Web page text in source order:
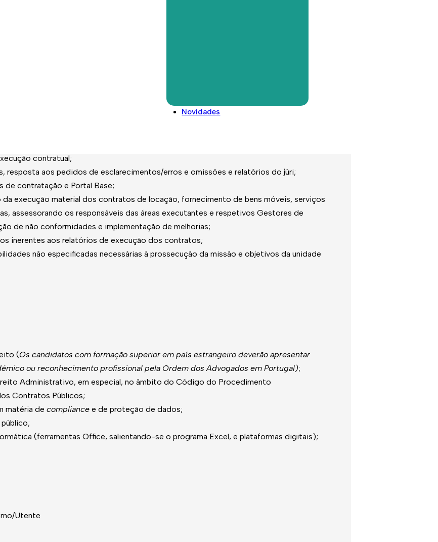
Novidades
contratual;
resposta aos pedidos de esclarecimentos/erros e omissões e relatórios do júri;
de contratação e Portal Base;
da execução material dos contratos de locação, fornecimento de bens móveis, serviços
assessorando os responsáveis das áreas executantes e respetivos Gestores de
de não conformidades e implementação de melhorias;
inerentes aos relatórios de execução dos contratos;
não especificadas necessárias à prossecução da missão e objetivos da unidade
(Os candidatos com formação superior em país estrangeiro deverão apresentar
ou reconhecimento profissional pela Ordem dos Advogados em Portugal);
Administrativo, em especial, no âmbito do Código do Procedimento
Contratos Públicos;
matéria de compliance e de proteção de dados;
(ferramentas Office, salientando-se o programa Excel, e plataformas digitais);
Utente